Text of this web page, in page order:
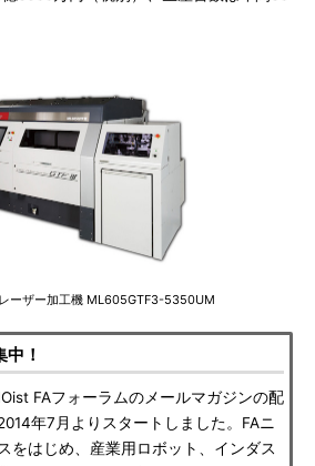
ーザー加工機 ML605GTF3-5350UM
！
FAフォーラムのメールマガジンの配
年7月よりスタートしました。FAニ
をはじめ、産業用ロボット、インダス